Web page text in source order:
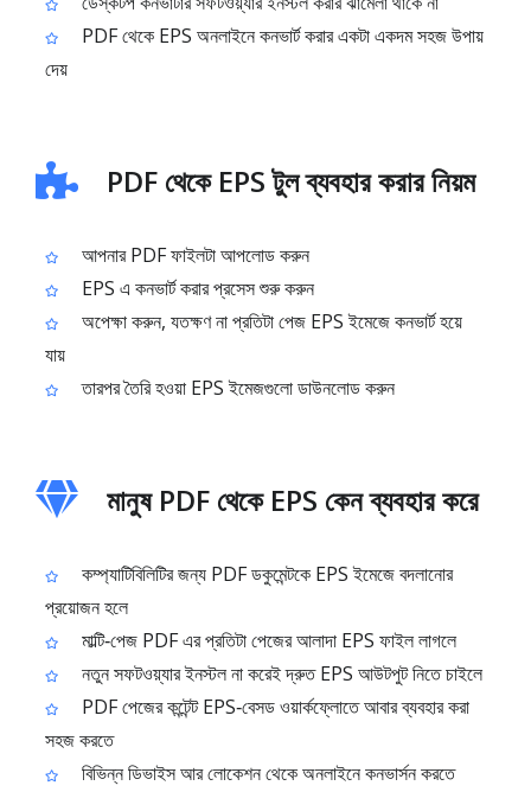
PDF থেকে EPS অনলাইনে কনভার্ট করার একটা একদম সহজ উপায়
দেয়
PDF থেকে EPS টুল ব্যবহার করার নিয়ম
আপনার PDF ফাইলটা আপলোড করুন
EPS এ কনভার্ট করার প্রসেস শুরু করুন
অপেক্ষা করুন, যতক্ষণ না প্রতিটা পেজ EPS ইমেজে কনভার্ট হয়ে
যায়
তারপর তৈরি হওয়া EPS ইমেজগুলো ডাউনলোড করুন
মানুষ PDF থেকে EPS কেন ব্যবহার করে
কম্প্যাটিবিলিটির জন্য PDF ডকুমেন্টকে EPS ইমেজে বদলানোর
প্রয়োজন হলে
মাল্টি‑পেজ PDF এর প্রতিটা পেজের আলাদা EPS ফাইল লাগলে
নতুন সফটওয়্যার ইনস্টল না করেই দ্রুত EPS আউটপুট নিতে চাইলে
PDF পেজের কন্টেন্ট EPS‑বেসড ওয়ার্কফ্লোতে আবার ব্যবহার করা
সহজ করতে
বিভিন্ন ডিভাইস আর লোকেশন থেকে অনলাইনে কনভার্সন করতে